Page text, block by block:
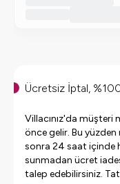
Ücretsiz İptal,
Villacınız'da müşteri
önce gelir. Bu
sonra 24 saat içinde
sunmadan ücret
talep edebilirsiniz.